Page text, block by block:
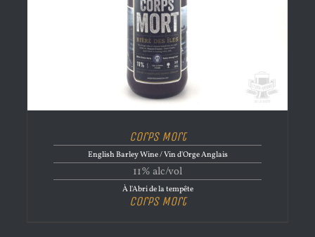
Corps Mort
English Barley Wine / Vin d'Orge Anglais
11% alc/vol
À l'Abri de la tempête
Corps Mort